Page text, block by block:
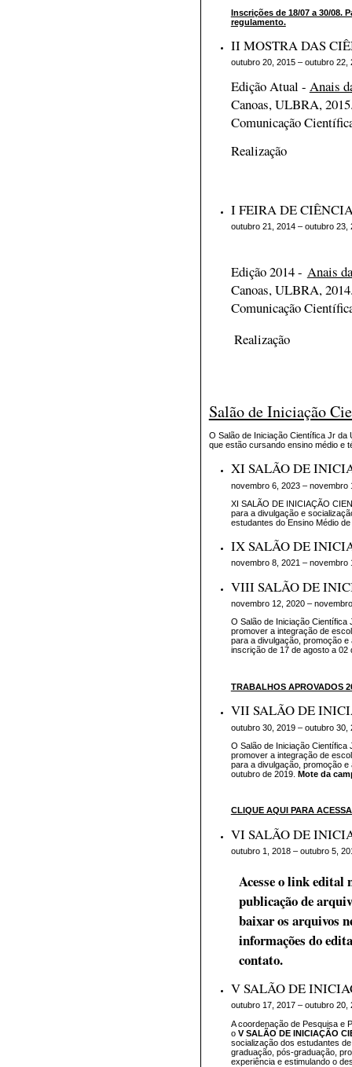
Inscrições de 18/07 a 30/08.
regulamento.
II MOSTRA DAS
outubro 20, 2015 – outubro 22,
Edição Atual - Anais
Canoas, ULBRA,
Comunicação
Realização
I FEIRA DE
outubro 21, 2014 – outubro 23,
Edição 2014 - Anais
Canoas, ULBRA,
Comunicação
Salão de Iniciação
O Salão de Iniciação Científica Jr da
que estão cursando ensino médio e
XI SALÃO DE
novembro 6, 2023 – novembro
XI SALÃO DE INICIAÇÃO
para a divulgação e
estudantes do Ensino Médio
IX SALÃO DE
novembro 8, 2021 – novembro
VIII SALÃO DE
novembro 12, 2020 –
O Salão de Iniciação Científica
promover a integração de
para a divulgação, promoção
inscrição de 17 de agosto a 02
TRABALHOS APROVADOS
VII SALÃO DE
outubro 30, 2019 – outubro 30,
O Salão de Iniciação Científica
promover a integração de
para a divulgação, promoção
outubro de 2019. Mote da
CLIQUE AQUI PARA
VI SALÃO DE
outubro 1, 2018 – outubro 5,
Acesse o link edital
publicação de
baixar os arquivos
informações do
contato.
V SALÃO DE
outubro 17, 2017 – outubro 20,
A coordenação de Pesquisa e
o V SALÃO DE INICIAÇÃO
socialização dos estudantes
graduação, pós-graduação,
experiência e estimulando o